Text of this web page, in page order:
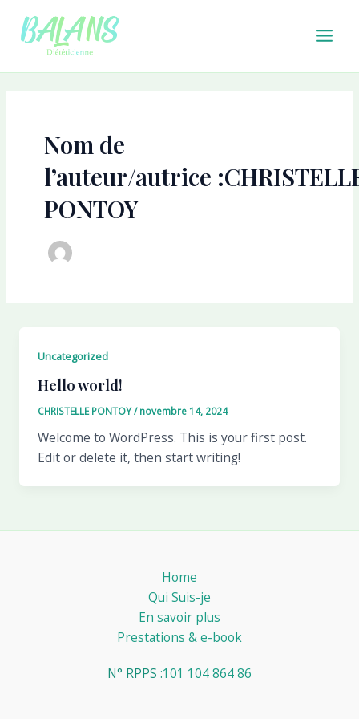
contenu
Nom de
l’auteur/autrice
PONTOY
Uncategorized
Hello world!
CHRISTELLE PONTOY/novembre 14, 2024
Welcome to WordPress. This is your first post.
Edit or delete it, then start writing!
Home
Qui Suis-je
En savoir plus
Prestations & e-book
N° RPPS :101 104 864 86